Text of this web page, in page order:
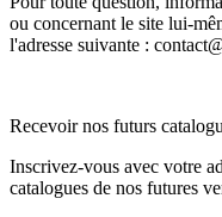
ou concernant le site lui-
l'adresse suivante :
Recevoir nos futurs
Inscrivez-vous avec votre
catalogues de nos futures